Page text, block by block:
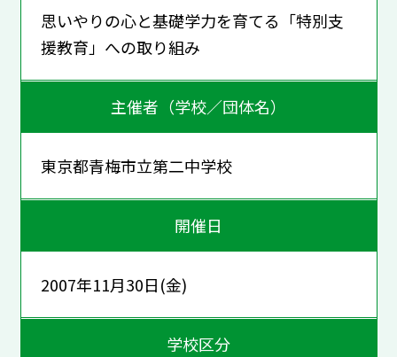
思いやりの心と基礎学力を育てる「特別支
援教育」への取り組み
主催者（学校／団体名）
東京都青梅市立第二中学校
開催日
2007年11月30日(金)
学校区分